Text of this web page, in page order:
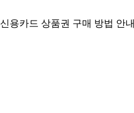
신용카드 상품권 구매 방법 안내